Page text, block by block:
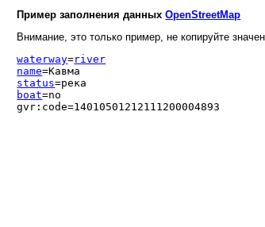
Пример заполнения данныхOpenStreetMap
Внимание, это только пример, не копируйте
waterway=river
name=Кавма
status=река
boat=no
gvr:code=14010501212111200004893